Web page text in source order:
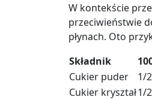
W kontekście
przeciwieństwie
płynach. Oto
Składnik
Cukier puder
1/
Cukier kryształ1/